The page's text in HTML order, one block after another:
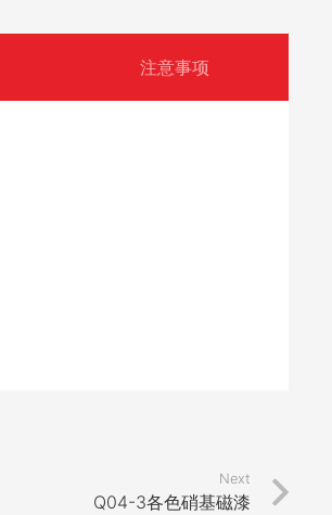
注意事项
Next
Q04-3各色硝基磁漆